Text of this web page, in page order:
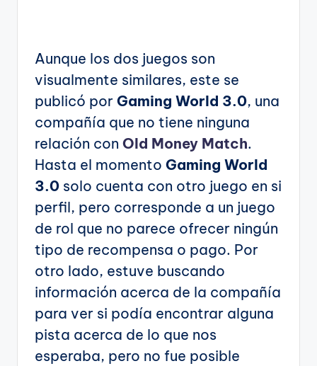
Aunque los dos juegos son
visualmente similares, este se
publicó por Gaming World 3.0, una
compañía que no tiene ninguna
relación con Old Money Match.
Hasta el momento Gaming World
3.0 solo cuenta con otro juego en si
perfil, pero corresponde a un juego
de rol que no parece ofrecer ningún
tipo de recompensa o pago. Por
otro lado, estuve buscando
información acerca de la compañía
para ver si podía encontrar alguna
pista acerca de lo que nos
esperaba, pero no fue posible